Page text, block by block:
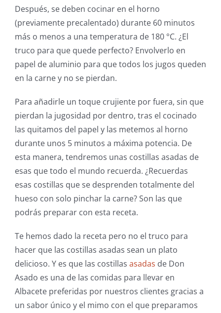
Después, se deben cocinar en el horno
(previamente precalentado) durante 60 minutos
más o menos a una temperatura de 180 °C. ¿El
truco para que quede perfecto? Envolverlo en
papel de aluminio para que todos los jugos queden
en la carne y no se pierdan.
Para añadirle un toque crujiente por fuera, sin que
pierdan la jugosidad por dentro, tras el cocinado
las quitamos del papel y las metemos al horno
durante unos 5 minutos a máxima potencia. De
esta manera, tendremos unas costillas asadas de
esas que todo el mundo recuerda. ¿Recuerdas
esas costillas que se desprenden totalmente del
hueso con solo pinchar la carne? Son las que
podrás preparar con esta receta.
Te hemos dado la receta pero no el truco para
hacer que las costillas asadas sean un plato
delicioso. Y es que las costillas asadas de Don
Asado es una de las comidas para llevar en
Albacete preferidas por nuestros clientes gracias a
un sabor único y el mimo con el que preparamos